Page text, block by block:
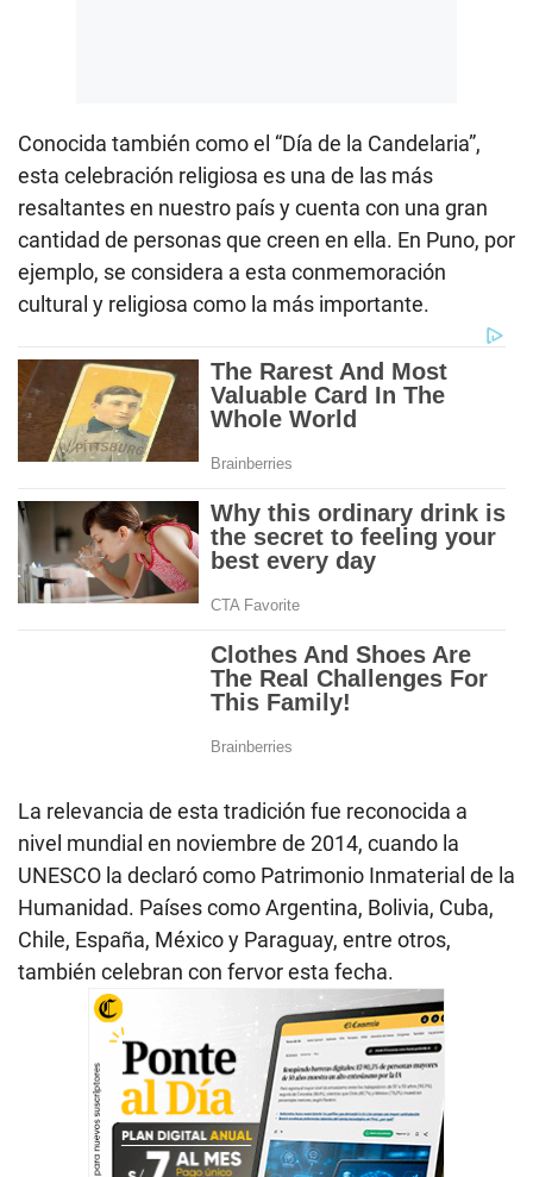
Conocida también como el “Día de la Candelaria”,
esta celebración religiosa es una de las más
resaltantes en nuestro país y cuenta con una gran
cantidad de personas que creen en ella. En Puno, por
ejemplo, se considera a esta conmemoración
cultural y religiosa como la más importante.
La relevancia de esta tradición fue reconocida a
nivel mundial en noviembre de 2014, cuando la
UNESCO la declaró como Patrimonio Inmaterial de la
Humanidad. Países como Argentina, Bolivia, Cuba,
Chile, España, México y Paraguay, entre otros,
también celebran con fervor esta fecha.